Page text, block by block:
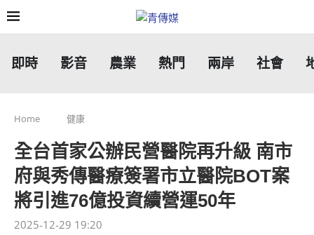
即時 影音 農業 熱門 兩岸 社會
Home 健康
全台首家公辦民營醫院再升級 南市
府與秀傳醫療簽署市立醫院BOT案
將引進76億投資續營運50年
2025-12-29 19:20